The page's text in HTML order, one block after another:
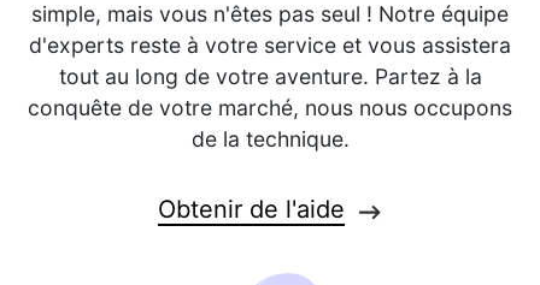
simple, mais vous n'êtes pas seul ! Notre équipe
d'experts reste à votre service et vous assistera
tout au long de votre aventure. Partez à la
conquête de votre marché, nous nous occupons
de la technique.
Obtenir de l'aide